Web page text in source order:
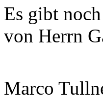
Es gibt
von Herrn
Marco